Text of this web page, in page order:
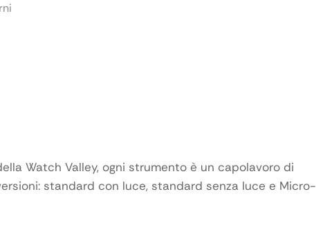
Watch Valley, ogni strumento è un capolavoro di
standard con luce, standard senza luce e Micro-